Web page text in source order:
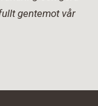
gentemot vår